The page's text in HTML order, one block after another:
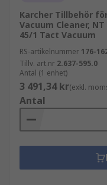
Karcher Tillbehör
Vacuum Cleaner,
45/1 Tact Vacuum
RS-artikelnummer 176-
Tillv. art.nr 2.637-595.0
Antal (1 enhet)
3 491,34 kr(exkl.
Antal